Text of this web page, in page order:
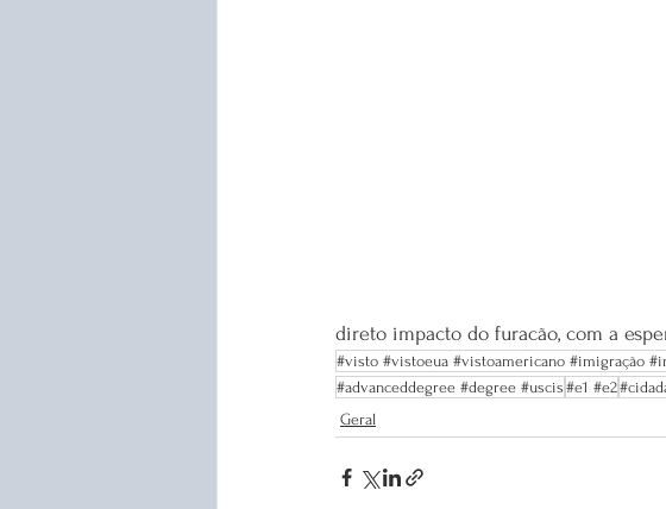
direto impacto do furacão, com a
#visto #vistoeua #vistoamericano #imigração
#advanceddegree #degree #uscis #e1 #e2
Geral